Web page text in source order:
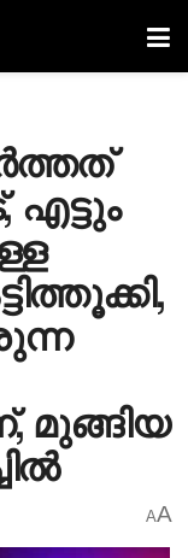
മുങ്ങിയ
AA